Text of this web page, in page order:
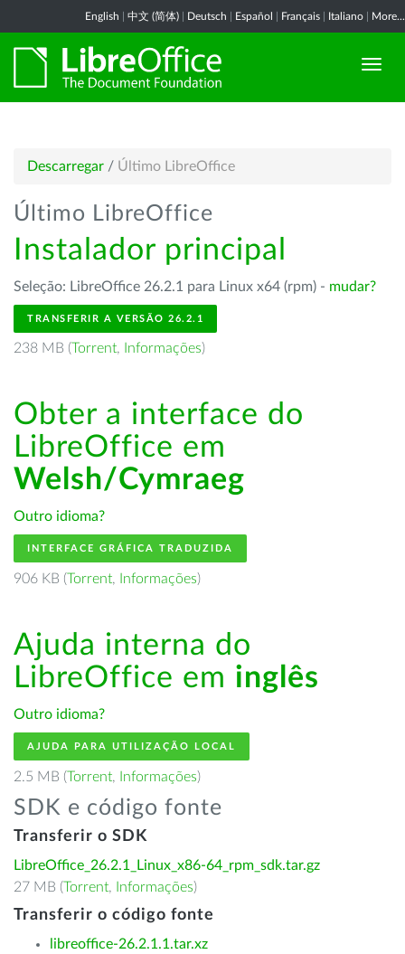
English 中文 (简体) Deutsch Español Français Italiano More...
Descarregar / Último LibreOffice
Último LibreOffice
Instalador principal
Seleção: LibreOffice 26.2.1 para Linux x64 (rpm) - mudar?
TRANSFERIR A VERSÃO 26.2.1
238 MB (Torrent, Informações)
Obter a interface do
LibreOffice em
Welsh/Cymraeg
Outro idioma?
INTERFACE GRÁFICA TRADUZIDA
906 KB (Torrent, Informações)
Ajuda interna do
LibreOffice em inglês
Outro idioma?
AJUDA PARA UTILIZAÇÃO LOCAL
2.5 MB (Torrent, Informações)
SDK e código fonte
Transferir o SDK
LibreOffice_26.2.1_Linux_x86-64_rpm_sdk.tar.gz
27 MB (Torrent, Informações)
Transferir o código fonte
libreoffice-26.2.1.1.tar.xz